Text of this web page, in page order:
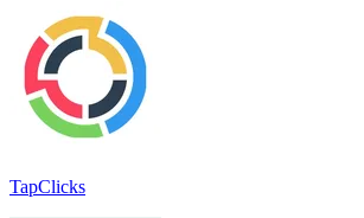
TapClicks